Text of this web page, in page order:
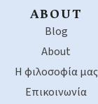
ABOUT
Blog
About
Η φιλοσοφία μας
Επικοινωνία